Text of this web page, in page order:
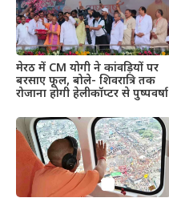
मेरठ में CM योगी ने कांवड़ियों पर
बरसाए फूल, बोले- शिवरात्रि तक
रोजाना होगी हेलीकॉप्टर से पुष्पवर्षा